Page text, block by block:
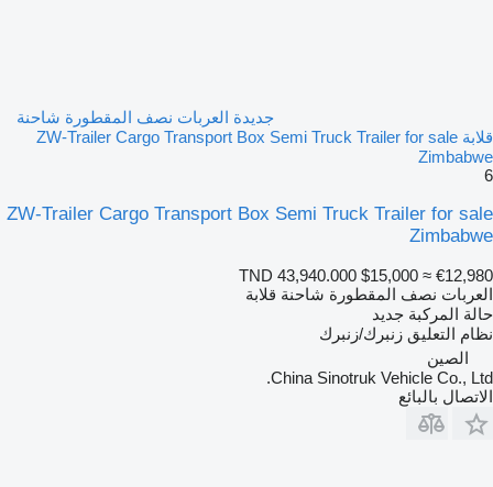
جديدة العربات نصف المقطورة شاحنة
قلابة ZW-Trailer Cargo Transport Box Semi Truck Trailer for sale
Zimbabwe
6
ZW-Trailer Cargo Transport Box Semi Truck Trailer for sale
Zimbabwe
TND 43,940.000 $15,000 ≈ €12,980
العربات نصف المقطورة شاحنة قلابة
حالة المركبة جديد
نظام التعليق زنبرك/زنبرك
الصين
China Sinotruk Vehicle Co., Ltd.
الاتصال بالبائع